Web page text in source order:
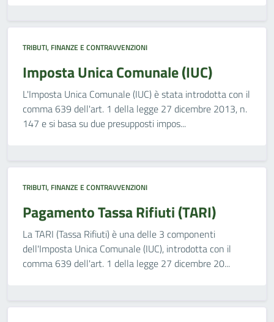
TRIBUTI, FINANZE E CONTRAVVENZIONI
Imposta Unica Comunale (IUC)
L'Imposta Unica Comunale (IUC) è stata introdotta con il
comma 639 dell'art. 1 della legge 27 dicembre 2013, n.
147 e si basa su due presupposti impos...
TRIBUTI, FINANZE E CONTRAVVENZIONI
Pagamento Tassa Rifiuti (TARI)
La TARI (Tassa Rifiuti) è una delle 3 componenti
dell'Imposta Unica Comunale (IUC), introdotta con il
comma 639 dell'art. 1 della legge 27 dicembre 20...